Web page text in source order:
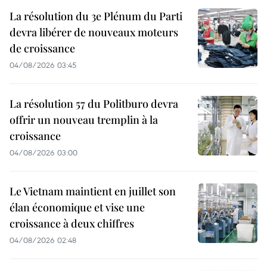
La résolution du 3e Plénum du Parti
devra libérer de nouveaux moteurs
de croissance
04/08/2026 03:45
La résolution 57 du Politburo devra
offrir un nouveau tremplin à la
croissance
04/08/2026 03:00
Le Vietnam maintient en juillet son
élan économique et vise une
croissance à deux chiffres
04/08/2026 02:48